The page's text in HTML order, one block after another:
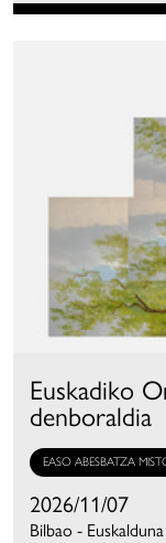
Euskadiko
denboraldia
EASO ABESBATZA
2026/11/07
Bilbao -